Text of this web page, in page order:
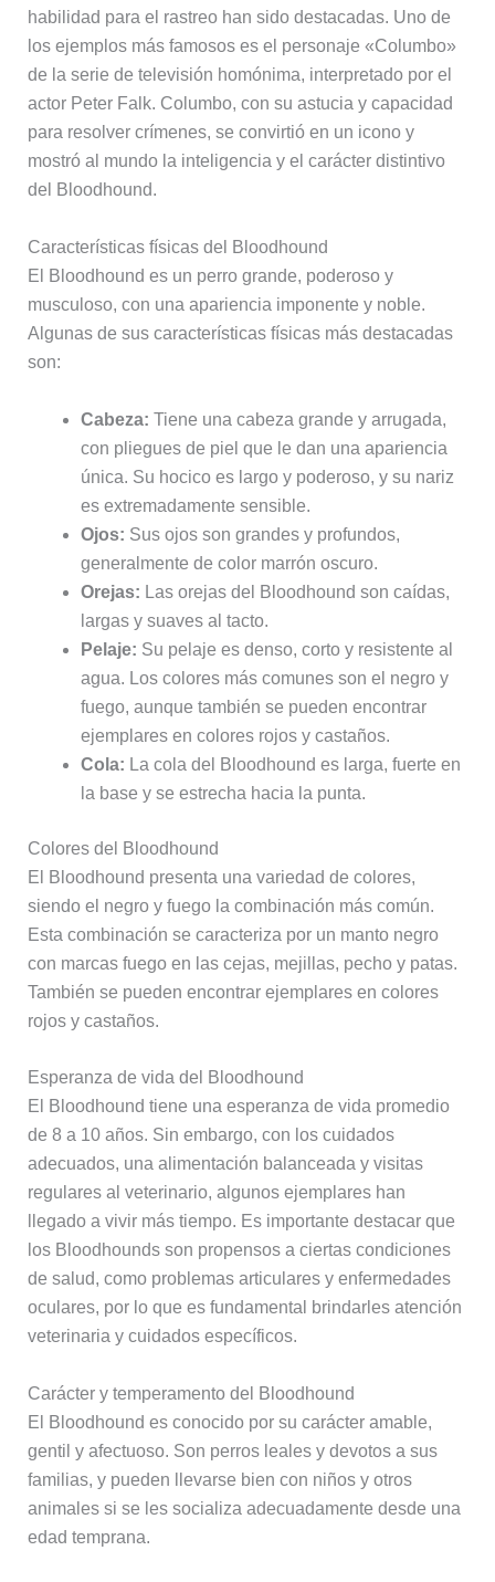
habilidad para el rastreo han sido destacadas. Uno de
los ejemplos más famosos es el personaje «Columbo»
de la serie de televisión homónima, interpretado por el
actor Peter Falk. Columbo, con su astucia y capacidad
para resolver crímenes, se convirtió en un icono y
mostró al mundo la inteligencia y el carácter distintivo
del Bloodhound.
Características físicas del Bloodhound
El Bloodhound es un perro grande, poderoso y
musculoso, con una apariencia imponente y noble.
Algunas de sus características físicas más destacadas
son:
Cabeza: Tiene una cabeza grande y arrugada,
con pliegues de piel que le dan una apariencia
única. Su hocico es largo y poderoso, y su nariz
es extremadamente sensible.
Ojos: Sus ojos son grandes y profundos,
generalmente de color marrón oscuro.
Orejas: Las orejas del Bloodhound son caídas,
largas y suaves al tacto.
Pelaje: Su pelaje es denso, corto y resistente al
agua. Los colores más comunes son el negro y
fuego, aunque también se pueden encontrar
ejemplares en colores rojos y castaños.
Cola: La cola del Bloodhound es larga, fuerte en
la base y se estrecha hacia la punta.
Colores del Bloodhound
El Bloodhound presenta una variedad de colores,
siendo el negro y fuego la combinación más común.
Esta combinación se caracteriza por un manto negro
con marcas fuego en las cejas, mejillas, pecho y patas.
También se pueden encontrar ejemplares en colores
rojos y castaños.
Esperanza de vida del Bloodhound
El Bloodhound tiene una esperanza de vida promedio
de 8 a 10 años. Sin embargo, con los cuidados
adecuados, una alimentación balanceada y visitas
regulares al veterinario, algunos ejemplares han
llegado a vivir más tiempo. Es importante destacar que
los Bloodhounds son propensos a ciertas condiciones
de salud, como problemas articulares y enfermedades
oculares, por lo que es fundamental brindarles atención
veterinaria y cuidados específicos.
Carácter y temperamento del Bloodhound
El Bloodhound es conocido por su carácter amable,
gentil y afectuoso. Son perros leales y devotos a sus
familias, y pueden llevarse bien con niños y otros
animales si se les socializa adecuadamente desde una
edad temprana.